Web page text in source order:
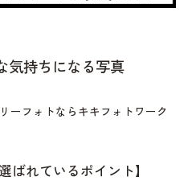
気持ちになる写真
ーフォトならキキフォトワーク
ばれているポイント】